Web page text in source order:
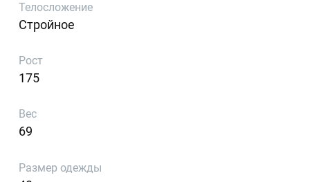
Телосложение
Стройное
Рост
175
Вес
69
Размер одежды